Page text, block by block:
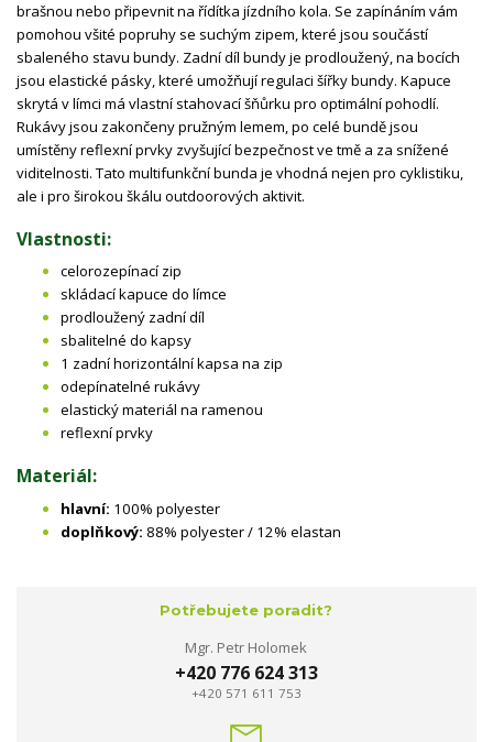
brašnou nebo připevnit na řídítka jízdního kola. Se zapínáním vám
pomohou všité popruhy se suchým zipem, které jsou součástí
sbaleného stavu bundy. Zadní díl bundy je prodloužený, na bocích
jsou elastické pásky, které umožňují regulaci šířky bundy. Kapuce
skrytá v límci má vlastní stahovací šňůrku pro optimální pohodlí.
Rukávy jsou zakončeny pružným lemem, po celé bundě jsou
umístěny reflexní prvky zvyšující bezpečnost ve tmě a za snížené
viditelnosti. Tato multifunkční bunda je vhodná nejen pro cyklistiku,
ale i pro širokou škálu outdoorových aktivit.
Vlastnosti:
celorozepínací zip
skládací kapuce do límce
prodloužený zadní díl
sbalitelné do kapsy
1 zadní horizontální kapsa na zip
odepínatelné rukávy
elastický materiál na ramenou
reflexní prvky
Materiál:
hlavní: 100% polyester
doplňkový: 88% polyester / 12% elastan
Potřebujete poradit?
Mgr. Petr Holomek
+420 776 624 313
+420 571 611 753